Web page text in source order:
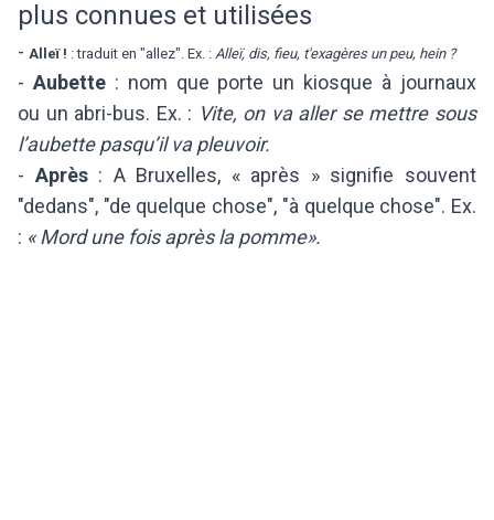
plus connues et utilisées
- Alleï ! : traduit en "allez". Ex. : Alleï, dis, fieu, t'exagères un peu, hein ?
- Aubette: nom que porte un kiosque à journaux
ou un abri-bus. Ex. : Vite, on va aller se mettre sous
l’aubette pasqu’il va pleuvoir.
- Après: A Bruxelles, « après » signifie souvent
"dedans", "de quelque chose", "à quelque chose". Ex.
: « Mord une fois après la pomme».